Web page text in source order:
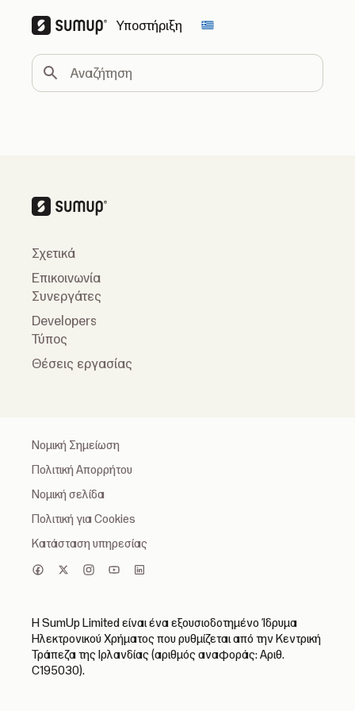
Υποστήριξη Change country
Αναζήτηση
Σχετικά
Επικοινωνία
Συνεργάτες
Developers
Τύπος
Θέσεις εργασίας
Νομική Σημείωση
Πολιτική Απορρήτου
Νομική σελίδα
Πολιτική για Cookies
Κατάσταση υπηρεσίας
Η SumUp Limited είναι ένα εξουσιοδοτημένο Ίδρυμα
Ηλεκτρονικού Χρήματος που ρυθμίζεται από την Κεντρική
Τράπεζα της Ιρλανδίας (αριθμός αναφοράς: Αριθ.
C195030).